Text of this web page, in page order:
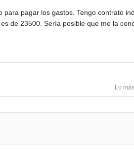
pagar los gastos. Tengo contrato
de 23500. Sería posible que me la
Lo